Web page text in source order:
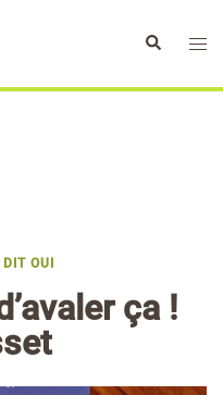
Rechercher
OUI
ça !